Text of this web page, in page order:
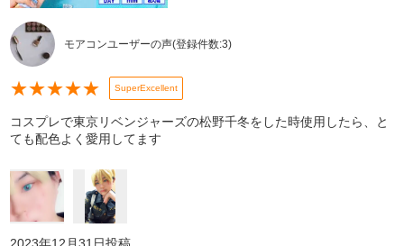
モアコンユーザーの声(登録件数:3)
★★★★★ SuperExcellent
コスプレで東京リベンジャーズの松野千冬をした時使用したら、と
ても配色よく愛用してます